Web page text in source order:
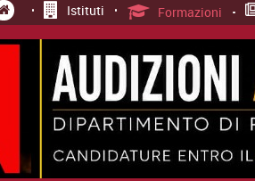
Istituti Formazioni